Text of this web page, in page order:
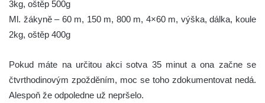
3kg, oštěp 500g
Ml. žákyně – 60 m, 150 m, 800 m, 4×60 m, výška, dálka, koule
2kg, oštěp 400g
Pokud máte na určitou akci sotva 35 minut a ona začne se
čtvrthodinovým zpožděním, moc se toho zdokumentovat nedá.
Alespoň že odpoledne už nepršelo.